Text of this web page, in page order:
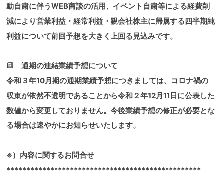
動自粛に伴うWEB商談の活用、イベント自粛等による経費削
減により営業利益・経常利益・親会社株主に帰属する四半期純
利益について前回予想を大きく上回る見込みです。
🔳 通期の連結業績予想について
令和３年10月期の通期業績予想につきましては、コロナ禍の
収束が依然不透明であることから令和２年12月11日に公表した
数値から変更しておりません。今後業績予想の修正が必要とな
る場合は速やかにお知らせいたします。
※）内容に関するお問合せ
*************************************************